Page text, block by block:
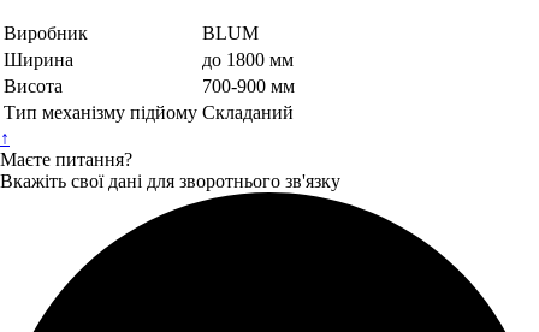
Виробник
BLUM
Ширина
до 1800 мм
Висота
700-900 мм
Тип механізму підйому Складаний
↑
Маєте питання?
Вкажіть свої дані для зворотнього зв'язку